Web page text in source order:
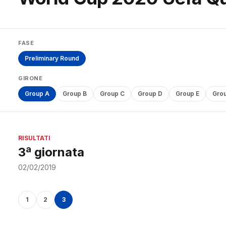
FASE
Preliminary Round
GIRONE
Group A Group B Group C Group D Group E
RISULTATI
3ª giornata
02/02/2019
1 2 3